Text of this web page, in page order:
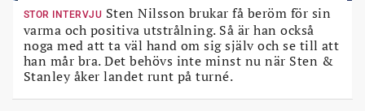
STOR INTERVJU Sten Nilsson brukar få beröm för sin
varma och positiva utstrålning. Så är han också
noga med att ta väl hand om sig själv och se till att
han mår bra. Det behövs inte minst nu när Sten &
Stanley åker landet runt på turné.